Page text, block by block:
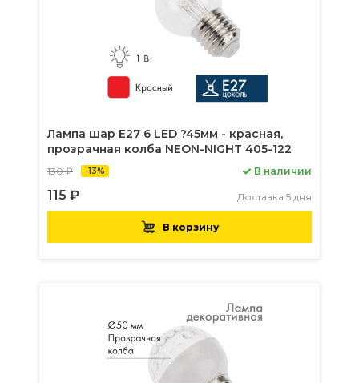
Лампа шар Е27 6 LED ?45мм - красная,
прозрачная колба NEON-NIGHT 405-122
130 ₽ -13%
115 ₽
В наличии
Доставка 5 дня
В корзину